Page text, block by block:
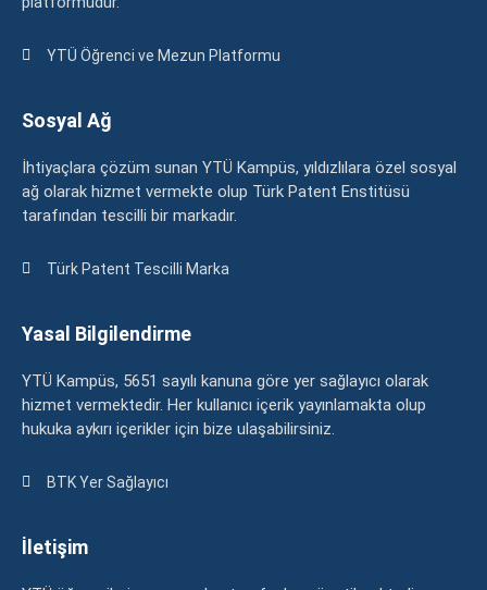
YTÜ Öğrenci ve Mezun Platformu
Sosyal Ağ
İhtiyaçlara çözüm sunan YTÜ Kampüs, yıldızlılara özel sosyal
ağ olarak hizmet vermekte olup Türk Patent Enstitüsü
tarafından tescilli bir markadır.
Türk Patent Tescilli Marka
Yasal Bilgilendirme
YTÜ Kampüs, 5651 sayılı kanuna göre yer sağlayıcı olarak
hizmet vermektedir. Her kullanıcı içerik yayınlamakta olup
hukuka aykırı içerikler için bize ulaşabilirsiniz.
BTK Yer Sağlayıcı
İletişim